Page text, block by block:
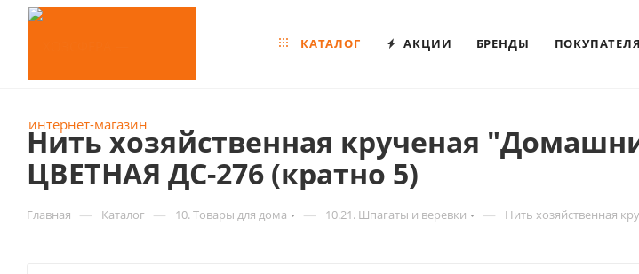
КАТАЛОГ АКЦИИ БРЕНДЫ
Нить хозяйственная крученая
ЦВЕТНАЯ ДС-276 (кратно 5)
Главная — Каталог — 10. Товары для дома — 10.21. Шпагаты и веревки — Нить хозяйственная